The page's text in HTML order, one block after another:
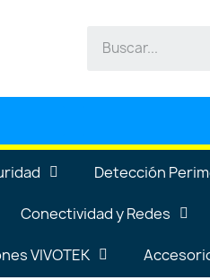
Detección
Conectividad y Redes
VIVOTEK